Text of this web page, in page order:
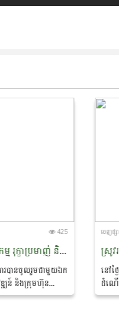
425
ឯកឧត្តម មាស ពិសិដ្ឋ រដ្ឋលេខាធិការក្រសួងកសិកម្ម រុក្ខាប្រមាញ់ និងនេសាទ បានចូលរួមជាអធិបតីភាពក្នុងពិធីចុះហត្ថលេខាលក់-ទិញផលិតផលកសិកម្មសរីរាង្គ នៅខេត្តព្រះវិហារ
របានចូលរួមជាមួយឯក
ឌ្ឍន៍ និងក្រុមហ៊ុន
ចេញ​ផ្
នៅថ្
ដំណើ
នេសា